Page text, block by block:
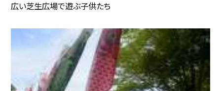
広い芝生広場で遊ぶ子供たち